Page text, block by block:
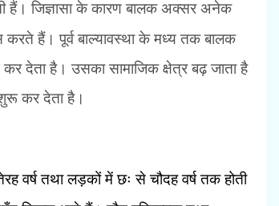
हैं। जिज्ञासा के कारण बालक अक्सर अनेक
करते हैं। पूर्व बाल्यावस्था के मध्य तक बालक
देता है। उसका सामाजिक क्षेत्र बढ़ जाता है
कर देता है।
वर्ष तथा लड़कों में छः से चौदह वर्ष तक होती